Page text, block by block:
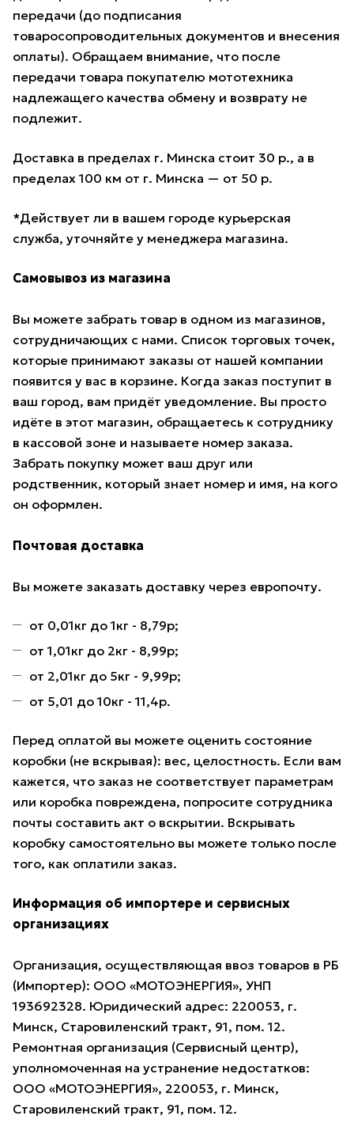
передачи (до подписания
товаросопроводительных документов и внесения
оплаты). Обращаем внимание, что после
передачи товара покупателю мототехника
надлежащего качества обмену и возврату не
подлежит.
Доставка в пределах г. Минска стоит 30 р., а в
пределах 100 км от г. Минска — от 50 р.
*Действует ли в вашем городе курьерская
служба, уточняйте у менеджера магазина.
Самовывоз из магазина
Вы можете забрать товар в одном из магазинов,
сотрудничающих с нами. Список торговых точек,
которые принимают заказы от нашей компании
появится у вас в корзине. Когда заказ поступит в
ваш город, вам придёт уведомление. Вы просто
идёте в этот магазин, обращаетесь к сотруднику
в кассовой зоне и называете номер заказа.
Забрать покупку может ваш друг или
родственник, который знает номер и имя, на кого
он оформлен.
Почтовая доставка
Вы можете заказать доставку через европочту.
от 0,01кг до 1кг - 8,79р;
от 1,01кг до 2кг - 8,99р;
от 2,01кг до 5кг - 9,99р;
от 5,01 до 10кг - 11,4р.
Перед оплатой вы можете оценить состояние
коробки (не вскрывая): вес, целостность. Если вам
кажется, что заказ не соответствует параметрам
или коробка повреждена, попросите сотрудника
почты составить акт о вскрытии. Вскрывать
коробку самостоятельно вы можете только после
того, как оплатили заказ.
Информация об импортере и сервисных
организациях
Организация, осуществляющая ввоз товаров в РБ
(Импортер): ООО «МОТОЭНЕРГИЯ», УНП
193692328. Юридический адрес: 220053, г.
Минск, Старовиленский тракт, 91, пом. 12.
Ремонтная организация (Сервисный центр),
уполномоченная на устранение недостатков:
ООО «МОТОЭНЕРГИЯ», 220053, г. Минск,
Старовиленский тракт, 91, пом. 12.